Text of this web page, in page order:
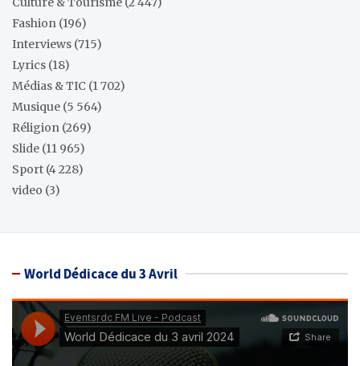
Fashion (196)
Interviews (715)
Lyrics (18)
Médias & TIC (1 702)
Musique (5 564)
Réligion (269)
Slide (11 965)
Sport (4 228)
video (3)
World Dédicace du 3 Avril